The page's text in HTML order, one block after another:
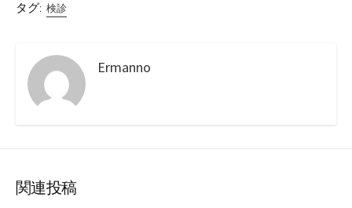
タグ: 検診
Ermanno
関連投稿